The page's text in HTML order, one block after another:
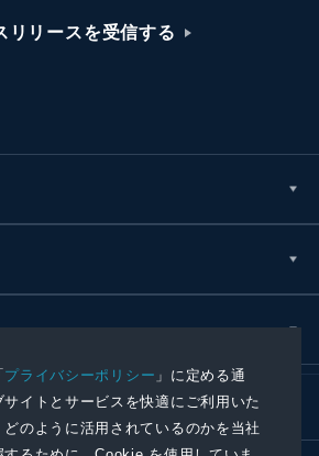
プライバシーポリシー 」に定める通
サイトとサービスを快適にご利用いた
どのように活用されているのかを当社
リリースを受信する